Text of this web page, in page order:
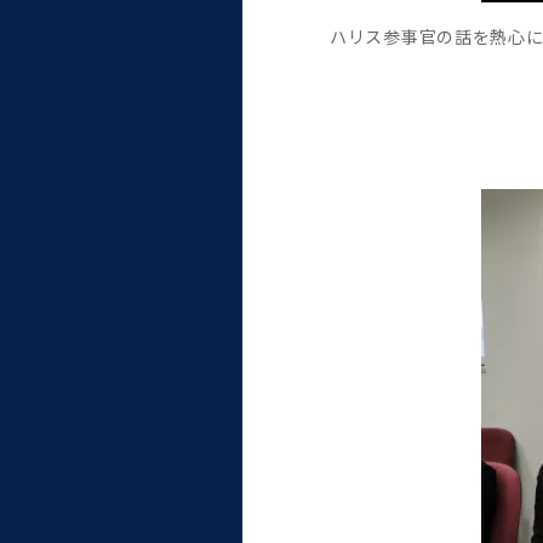
ハリス参事官の話を熱心